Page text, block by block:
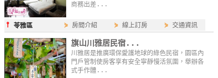
商務出差...
⫯苓雅區 ⋟ 房間介紹 ⋟線上訂房 ⋟ 交通資訊
旗山川雅居民宿...
川雅居是推廣環保愛護地球的綠色民宿，園區內
門戶管制使房客享有安全寧靜慢活氛圍，舉辦各
式手作體...